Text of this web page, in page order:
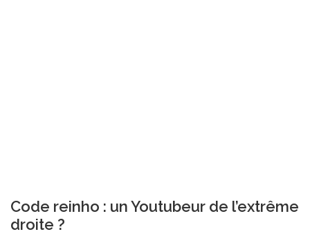
Code reinho : un Youtubeur de l’extrême
droite ?